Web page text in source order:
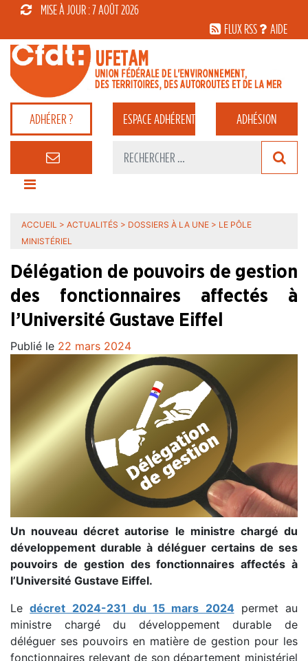
MISE À JOUR : 7 AOÛT 2026
FLUX RSS
AIDE
ADHÉRER ? ESPACEADHÉRENT ADHÉSION
ACCUEIL > ACTUALITÉS > DOSSIERS À LA UNE > LE PÔLE
MINISTÉRIEL
Délégation de pouvoirs de gestion
des fonctionnaires affectés à
l’Université Gustave Eiffel
Publié le 22 mars 2024
Un nouveau décret autorise le ministre chargé du
développement durable à déléguer certains de ses
pouvoirs de gestion des fonctionnaires affectés à
l’Université Gustave Eiffel.
Ledécret 2024-231 du 15 mars 2024permet au
ministre chargé du développement durable de
déléguer ses pouvoirs en matière de gestion pour les
fonctionnaires relevant de son département ministériel